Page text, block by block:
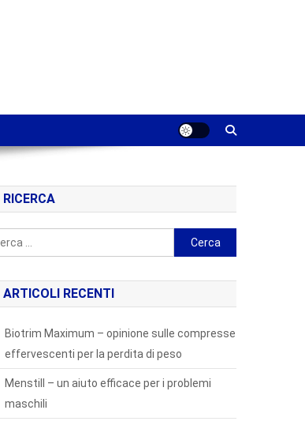
RICERCA
Ricerca
per:
ARTICOLI RECENTI
Biotrim Maximum – opinione sulle compresse
effervescenti per la perdita di peso
Menstill – un aiuto efficace per i problemi
maschili